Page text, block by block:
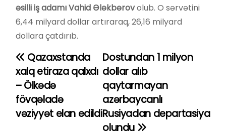
əsilli iş adamı Vahid Ələkbərovolub. O sərvətini
6,44 milyard dollar artıraraq, 26,16 milyard
dollara çatdırıb.
Y
a
z
Dostundan 1 milyon
dollar alıb
qaytarmayan
azərbaycanlı
Rusiyadan departasiya
olundu
Qazaxstanda
xalq etiraza qalxdı
– Ölkədə
fövqəladə
vəziyyət elan edildi